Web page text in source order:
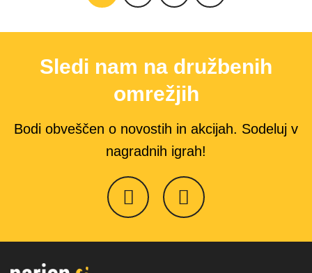
Sledi nam na družbenih
omrežjih
Bodi obveščen o novostih in akcijah. Sodeluj v
nagradnih igrah!